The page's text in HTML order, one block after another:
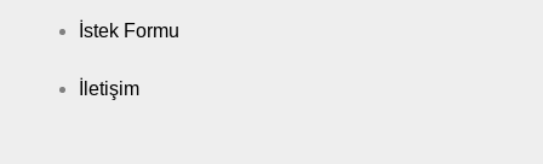
İstek Formu
İletişim